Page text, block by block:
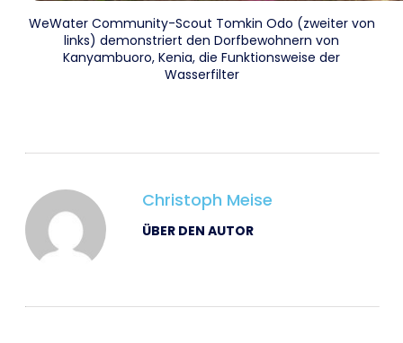
WeWater Community-Scout Tomkin Odo (zweiter von
links) demonstriert den Dorfbewohnern von
Kanyambuoro, Kenia, die Funktionsweise der
Wasserfilter
Christoph Meise
ÜBER DEN AUTOR